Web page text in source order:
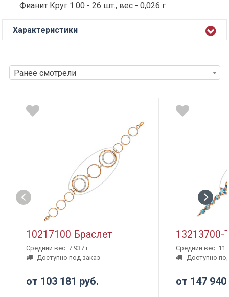
Фианит Круг 1.00 - 26 шт., вес - 0,026 г
Характеристики
Ранее смотрели
10217100 Браслет
Средний вес: 7.937 г
Доступно под заказ
от 103 181 руб.
13213700-
Средний вес:
Доступно
от 147 940